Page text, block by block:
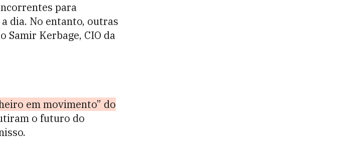
para
dia. No entanto, outras
Samir Kerbage, CIO da
em movimento” do
o futuro do